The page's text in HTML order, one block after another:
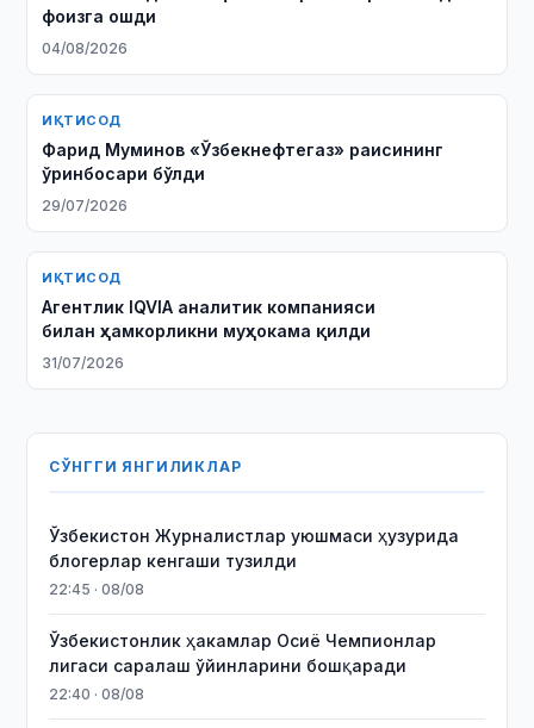
фоизга ошди
04/08/2026
ИҚТИСОД
Фарид Муминов «Ўзбекнефтегаз» раисининг
ўринбосари бўлди
29/07/2026
ИҚТИСОД
Агентлик IQVIA аналитик компанияси
билан ҳамкорликни муҳокама қилди
31/07/2026
СЎНГГИ ЯНГИЛИКЛАР
Ўзбекистон Журналистлар уюшмаси ҳузурида
блогерлар кенгаши тузилди
22:45 · 08/08
Ўзбекистонлик ҳакамлар Осиё Чемпионлар
лигаси саралаш ўйинларини бошқаради
22:40 · 08/08